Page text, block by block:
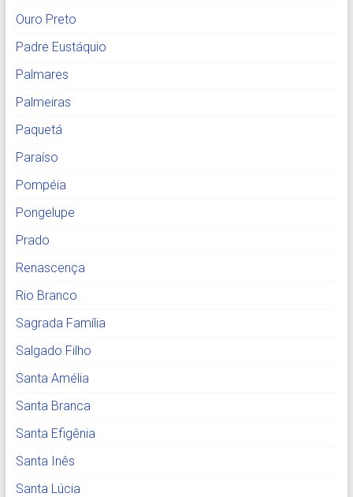
Ouro Preto
Padre Eustáquio
Palmares
Palmeiras
Paquetá
Paraíso
Pompéia
Pongelupe
Prado
Renascença
Rio Branco
Sagrada Família
Salgado Filho
Santa Amélia
Santa Branca
Santa Efigênia
Santa Inês
Santa Lúcia